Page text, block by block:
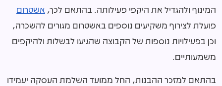
המינוף ולהגדיל את היקפי פעילותה. בהתאם לכך, אשטרום
פועלת לצירוף משקיעים נוספים באשטרום מגורים להשכרה,
וכן בפעילויות נוספות של הקבוצה שהגיעו לבשלות ולהיקפים
משמעותיים.
בהתאם למזכר ההבנות, החל ממועד השלמת העסקה יעמידו